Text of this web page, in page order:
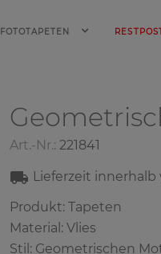
FOTOTAPETEN
Art.-Nr.: 221841
Lieferzeit innerhalb
Produkt: Tapeten
Material: Vlies
Stil: Geometrischen